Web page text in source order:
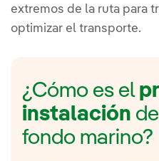
extremos de la ruta para
optimizar el transporte.
¿Cómo es el
instalación
fondo marino?